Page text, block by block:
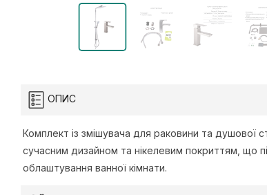
ОПИС
Комплект із змішувача для раковини та душової
сучасним дизайном та нікелевим покриттям, що
облаштування ванної кімнати.